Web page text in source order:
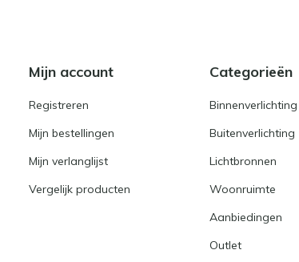
Mijn account
Registreren
Mijn bestellingen
Mijn verlanglijst
Vergelijk producten
Categorieën
Binnenverlichting
Buitenverlichting
Lichtbronnen
Woonruimte
Aanbiedingen
Outlet